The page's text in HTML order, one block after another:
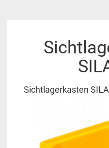
Sichtlagerkasten